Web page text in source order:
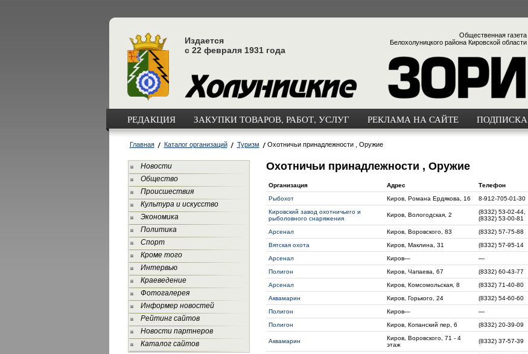
Издается
с 22 февраля 1931 года
Общественная газета
Белохолуницкого района Кировской области
РЕДАКЦИЯ ЗАКУПКИ ТОВАРОВ, РАБОТ, УСЛУГ РЕКЛАМА НА САЙТЕ ПОДПИСКА
Главная Каталог организаций Туризм Охотничьи принадлежности , Оружие
Новости
Общество
Происшествия
Культура и искусство
Экономика
Политика
Спорт
Кроме того
Интервью
Краеведение
Фотогалерея
Информер новостей
Рейтинг сайтов
Новости партнеров
Каталог сайтов
Охотничьи принадлежности , Оружие
Организация Адрес
Телефон
Рыбохот
Киров, Романа Ердякова, 16
8-912-705-01-30
Кировский завод охотничьего и
рыболовного снаряжения
Киров, Вологодская, 2
(8332) 53-02-44,
(8332) 53-00-81
Арсенал
Киров, Воровского, 83
(8332) 57-75-88
Вятская охота
Киров, Маклина, 31
(8332) 57-95-14
Арсенал
Киров—
—
Полигон
Киров, Чапаева, 67
(8332) 60-43-77
Арсенал
Киров, Комсомольская, 8
(8332) 71-40-80
Аквамарин
Киров, Горького, 24
(8332) 54-60-60
Полигон
Киров—
—
Полигон
Киров, Копанский пер, 6 (8332) 20-39-09
Аквамарин
Киров, Воровского, 71 - 4
этаж
(8332) 37-57-39